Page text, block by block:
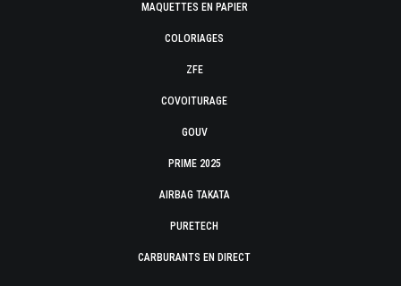
MAQUETTES EN PAPIER
COLORIAGES
ZFE
COVOITURAGE
GOUV
PRIME 2025
AIRBAG TAKATA
PURETECH
CARBURANTS EN DIRECT